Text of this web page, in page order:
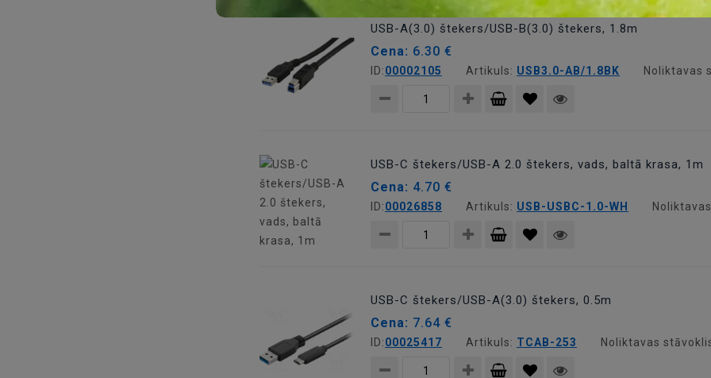
grozam
USB-A(3.0) štekers/USB-B(3.0) štekers, 1.8m
Cena: 6.30 €
ID:00002105 Artikuls: USB3.0-AB/1.8BK Noliktavas
USB-C štekers/USB-A 2.0 štekers, vads, baltā krasa, 1m
Cena: 4.70 €
ID:00026858 Artikuls: USB-USBC-1.0-WH
USB-C štekers/USB-A(3.0) štekers, 0.5m
Cena: 7.64 €
ID:00025417 Artikuls: TCAB-253 Noliktavas